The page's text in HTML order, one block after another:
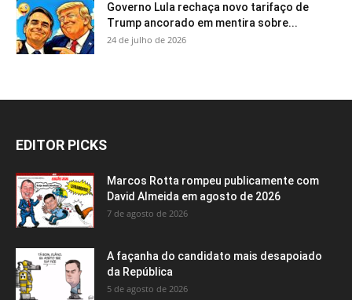
Governo Lula rechaça novo tarifaço de
Trump ancorado em mentira sobre...
24 de julho de 2026
EDITOR PICKS
Marcos Rotta rompeu publicamente com
David Almeida em agosto de 2026
7 de agosto de 2026
A façanha do candidato mais desapoiado
da República
5 de agosto de 2026